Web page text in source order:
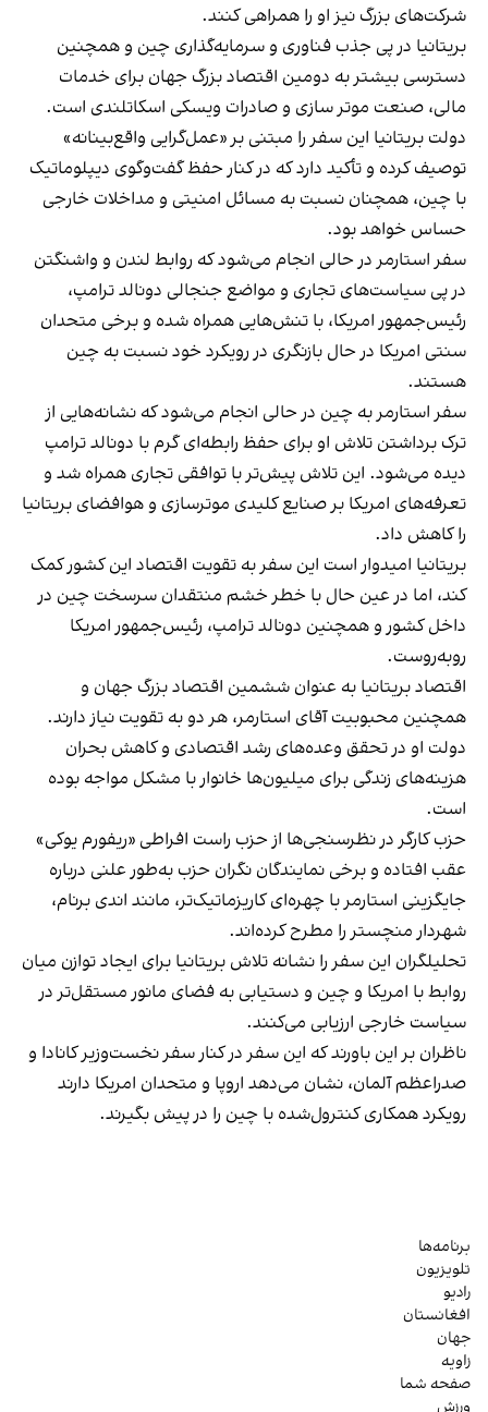
شرکت‌های بزرگ نیز او را همراهی کنند.
بریتانیا در پی جذب فناوری و سرمایه‌گذاری چین و همچنین
دسترسی بیشتر به دومین اقتصاد بزرگ جهان برای خدمات
مالی، صنعت موتر سازی و صادرات ویسکی اسکاتلندی است.
دولت بریتانیا این سفر را مبتنی بر «عمل‌گرایی واقع‌بینانه»
توصیف کرده و تأکید دارد که در کنار حفظ گفت‌وگوی دیپلوماتیک
با چین، همچنان نسبت به مسائل امنیتی و مداخلات خارجی
حساس خواهد بود.
سفر استارمر در حالی انجام می‌شود که روابط لندن و واشنگتن
در پی سیاست‌های تجاری و مواضع جنجالی دونالد ترامپ،
رئیس‌جمهور امریکا، با تنش‌هایی همراه شده و برخی متحدان
سنتی امریکا در حال بازنگری در رویکرد خود نسبت به چین
هستند.
سفر استارمر به چین در حالی انجام می‌شود که نشانه‌هایی از
ترک برداشتن تلاش او برای حفظ رابطه‌ای گرم با دونالد ترامپ
دیده می‌شود. این تلاش پیش‌تر با توافقی تجاری همراه شد و
تعرفه‌های امریکا بر صنایع کلیدی موترسازی و هوافضای بریتانیا
را کاهش داد.
بریتانیا امیدوار است این سفر به تقویت اقتصاد این کشور کمک
کند، اما در عین حال با خطر خشم منتقدان سرسخت چین در
داخل کشور و همچنین دونالد ترامپ، رئیس‌جمهور امریکا
روبه‌روست.
اقتصاد بریتانیا به عنوان ششمین اقتصاد بزرگ جهان و
همچنین محبوبیت آقای استارمر، هر دو به تقویت نیاز دارند.
دولت او در تحقق وعده‌های رشد اقتصادی و کاهش بحران
هزینه‌های زندگی برای میلیون‌ها خانوار با مشکل مواجه بوده
است.
حزب کارگر در نظرسنجی‌ها از حزب راست افراطی «ریفورم یوکی»
عقب افتاده و برخی نمایندگان نگران حزب به‌طور علنی درباره
جایگزینی استارمر با چهره‌ای کاریزماتیک‌تر، مانند اندی برنام،
شهردار منچستر را مطرح کرده‌اند.
تحلیلگران این سفر را نشانه تلاش بریتانیا برای ایجاد توازن میان
روابط با امریکا و چین و دستیابی به فضای مانور مستقل‌تر در
سیاست خارجی ارزیابی می‌کنند.
ناظران بر این باورند که این سفر در کنار سفر نخست‌وزیر کانادا و
صدراعظم آلمان، نشان می‌دهد اروپا و متحدان امریکا دارند
رویکرد همکاری کنترول‌شده با چین را در پیش بگیرند.
برنامه‌ها
تلویزیون
رادیو
افغانستان
جهان
زاویه
صفحه شما
ورزش